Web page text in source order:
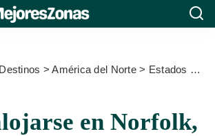
Destinos >América del Norte> Estados Unidos
en Norfolk,